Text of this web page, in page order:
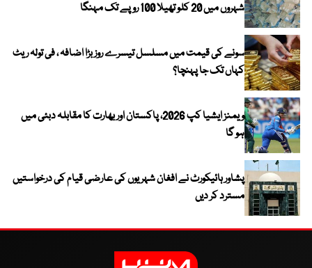
شہروں میں 20 کلو تھیلا 100 روپے تک مہنگا
سونے کی قیمت میں مسلسل تیسرے روز بڑا اضافہ ، فی تولہ ریٹ
کہاں تک جا پہنچا؟
ویمنز ایشیا کپ 2026، پاکستان اور بھارت کا مقابلہ دبئی میں
ہو گا
پشاور ہائیکورٹ نے افغان شہریوں کی عارضی قیام کی درخواستیں
مسترد کر دیں